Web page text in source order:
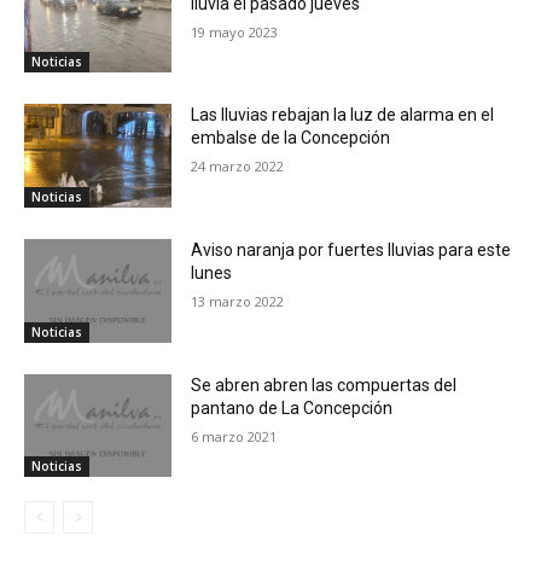
Noticias
19 mayo 2023
Noticias
Las lluvias rebajan la luz de alarma en el
embalse de la Concepción
24 marzo 2022
Noticias
Aviso naranja por fuertes lluvias para este
lunes
13 marzo 2022
Noticias
Se abren abren las compuertas del
pantano de La Concepción
6 marzo 2021